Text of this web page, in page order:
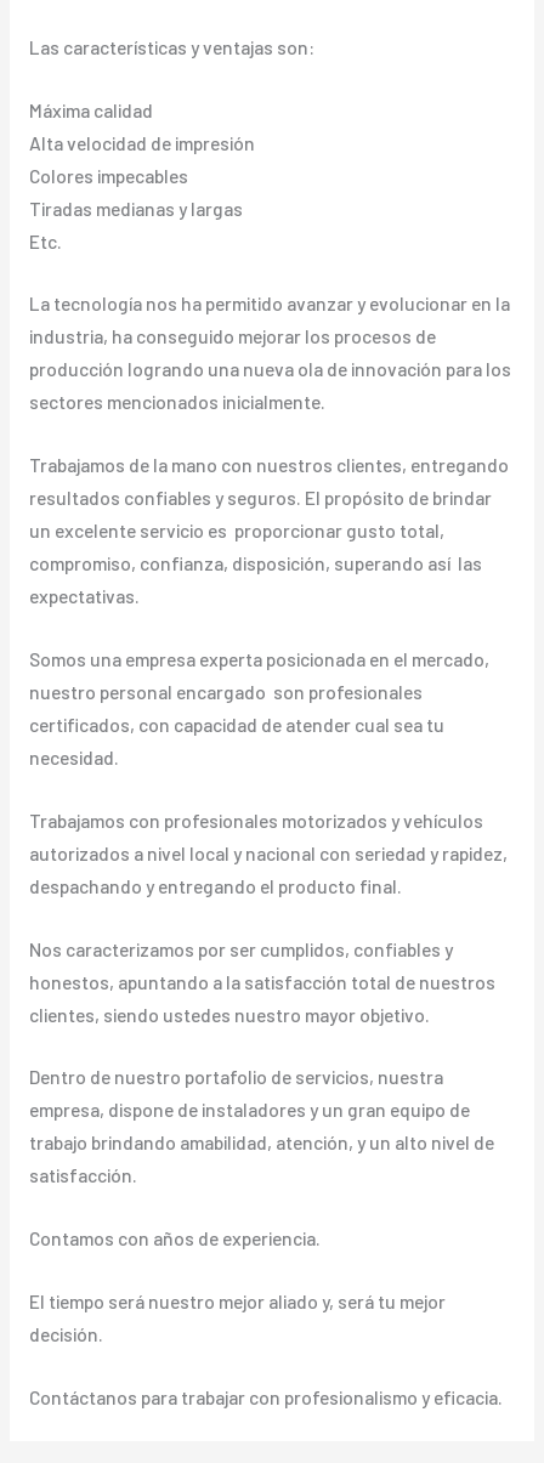
Las características y ventajas son:
Máxima calidad
Alta velocidad de impresión
Colores impecables
Tiradas medianas y largas
Etc.
La tecnología nos ha permitido avanzar y evolucionar en la
industria, ha conseguido mejorar los procesos de
producción logrando una nueva ola de innovación para los
sectores mencionados inicialmente.
Trabajamos de la mano con nuestros clientes, entregando
resultados confiables y seguros. El propósito de brindar
un excelente servicio es proporcionar gusto total,
compromiso, confianza, disposición, superando así las
expectativas.
Somos una empresa experta posicionada en el mercado,
nuestro personal encargado son profesionales
certificados, con capacidad de atender cual sea tu
necesidad.
Trabajamos con profesionales motorizados y vehículos
autorizados a nivel local y nacional con seriedad y rapidez,
despachando y entregando el producto final.
Nos caracterizamos por ser cumplidos, confiables y
honestos, apuntando a la satisfacción total de nuestros
clientes, siendo ustedes nuestro mayor objetivo.
Dentro de nuestro portafolio de servicios, nuestra
empresa, dispone de instaladores y un gran equipo de
trabajo brindando amabilidad, atención, y un alto nivel de
satisfacción.
Contamos con años de experiencia.
El tiempo será nuestro mejor aliado y, será tu mejor
decisión.
Contáctanos para trabajar con profesionalismo y eficacia.